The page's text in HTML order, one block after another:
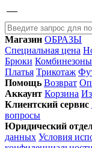
Магазин ОБРАЗЫ
Специальная цена
Брюки Комбинезоны
Платья Трикотаж
Помощь Возврат
Аккаунт Корзина
Клиентский сервис
вопросы
Юридический
данных Условия